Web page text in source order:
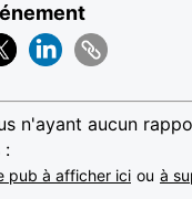
n'ayant aucun
:
pub à afficher ici ou à